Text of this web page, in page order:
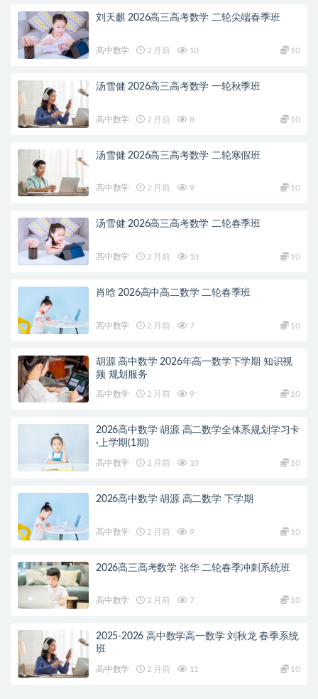
刘天麒 2026高三高考数学 二轮尖端春季班
高中数学 2 月前 10 10
汤雪健 2026高三高考数学 一轮秋季班
高中数学 2 月前 8 10
汤雪健 2026高三高考数学 二轮寒假班
高中数学 2 月前 9 10
汤雪健 2026高三高考数学 二轮春季班
高中数学 2 月前 10 10
肖晗 2026高中高二数学 二轮春季班
高中数学 2 月前 7 10
胡源 高中数学 2026年高一数学下学期 知识视
频 规划服务
高中数学 2 月前 9 10
2026高中数学 胡源 高二数学全体系规划学习卡
·上学期(1期)
高中数学 2 月前 10 10
2026高中数学 胡源 高二数学 下学期
高中数学 2 月前 9 10
2026高三高考数学 张华 二轮春季冲刺系统班
高中数学 2 月前 7 10
2025-2026 高中数学高一数学 刘秋龙 春季系统
班
高中数学 2 月前 11 10